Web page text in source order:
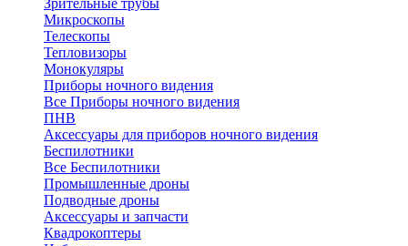
Зрительные трубы
Микроскопы
Телескопы
Тепловизоры
Монокуляры
Приборы ночного видения
Все Приборы ночного видения
ПНВ
Аксессуары для приборов ночного видения
Беспилотники
Все Беспилотники
Промышленные дроны
Подводные дроны
Аксессуары и запчасти
Квадрокоптеры